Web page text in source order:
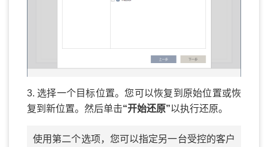
3. 选择一个目标位置。您可以恢复到原始位置或恢
复到新位置。然后单击“开始还原”以执行还原。
使用第二个选项，您可以指定另一台受控的客户